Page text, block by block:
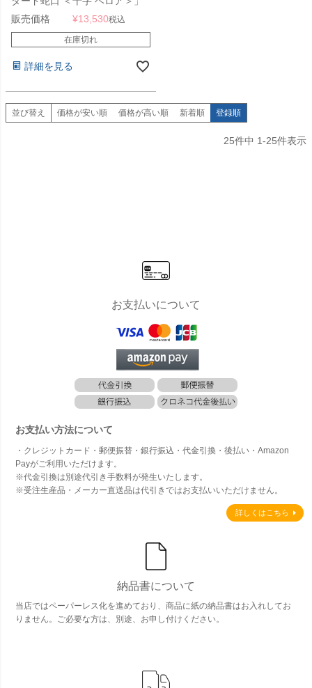
販売価格
¥13,530税込
在庫切れ
詳細を見る
並び替え 価格が安い順 価格が高い順 新着順 登録順
25件中 1-25件表示
お支払いについて
お支払い方法について
・クレジットカード・郵便振替・銀行振込・代金引換・後払い・Amazon
Payがご利用いただけます。
※代金引換は別途代引き手数料が発生いたします。
※受注生産品・メーカー直送品は代引きではお支払いいただけません。
詳しくはこちら
納品書について
当店ではペーパーレス化を進めており、商品に紙の納品書はお入れしてお
りません。ご必要な方は、別途、お申し付けください。